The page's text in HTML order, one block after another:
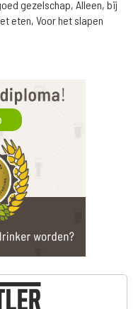
gezelschap, Alleen, bij
eten, Voor het slapen